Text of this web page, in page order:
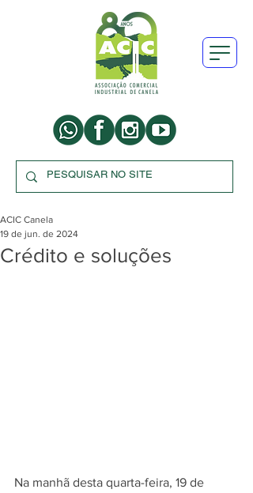
Crédito e soluções
ACIC Canela
19 de jun. de 2024
Na manhã desta quarta-feira, 19 de